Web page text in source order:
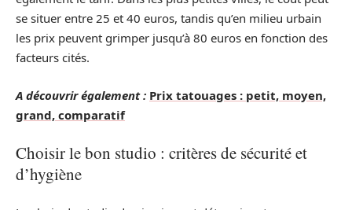
se situer entre 25 et 40 euros, tandis qu’en milieu urbain
les prix peuvent grimper jusqu’à 80 euros en fonction des
facteurs cités.
A découvrir également : Prix tatouages : petit, moyen,
grand, comparatif
Choisir le bon studio : critères de sécurité et
d’hygiène